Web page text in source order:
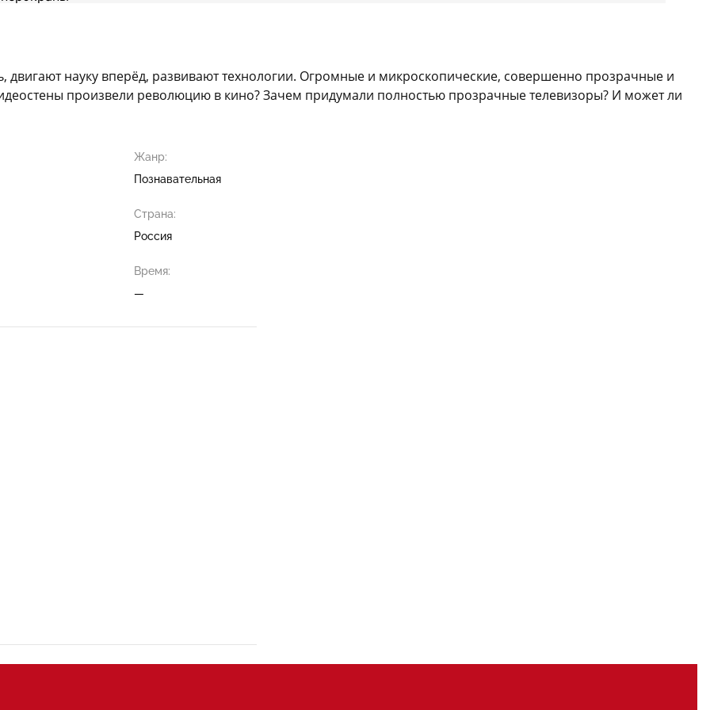
двигают науку вперёд, развивают технологии. Огромные и микроскопические, совершенно прозрачные и
произвели революцию в кино? Зачем придумали полностью прозрачные телевизоры? И может ли
Жанр:
Познавательная
Страна:
Россия
Время:
—